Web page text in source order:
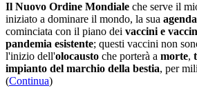
Il Nuovo Ordine Mondiale che serve il
iniziato a dominare il mondo, la sua
cominciata con il piano dei vaccini e
pandemia esistente; questi vaccini non
l'inizio dell'olocausto che porterà a morte,
impianto del marchio della bestia, per
(Continua)